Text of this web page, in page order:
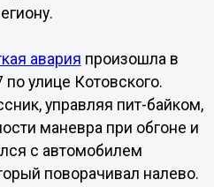
авария произошла в
улице Котовского.
управляя пит-байком,
маневра при обгоне и
с автомобилем
поворачивал налево.